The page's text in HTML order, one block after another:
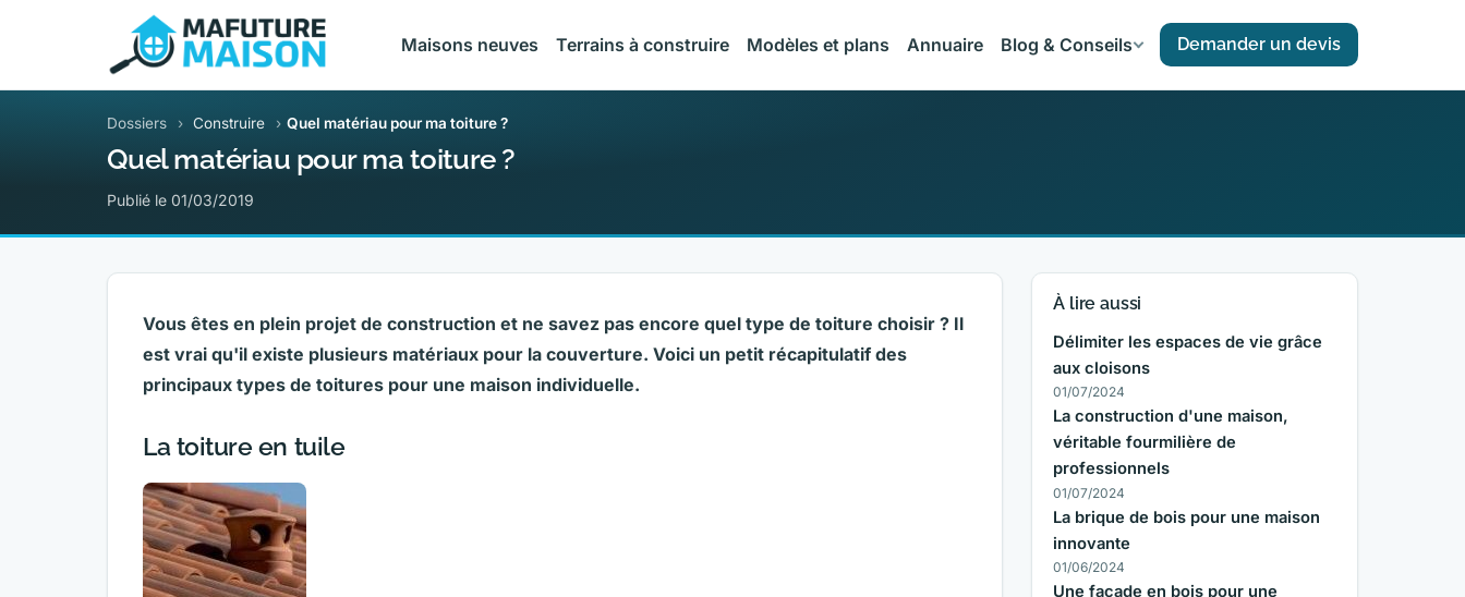
Maisons neuves Terrains à construire Modèles et plans Annuaire Blog & Conseils Demander un devis
Dossiers › Construire › Quel matériau pour ma toiture ?
Quel matériau pour ma toiture ?
Publié le 01/03/2019
Vous êtes en plein projet de construction et ne savez pas encore quel type de toiture choisir ? Il
est vrai qu'il existe plusieurs matériaux pour la couverture. Voici un petit récapitulatif des
principaux types de toitures pour une maison individuelle.
La toiture en tuile
À lire aussi
Délimiter les espaces de vie grâce
aux cloisons
01/07/2024
La construction d'une maison,
véritable fourmilière de
professionnels
01/07/2024
La brique de bois pour une maison
innovante
01/06/2024
Une façade en bois pour une